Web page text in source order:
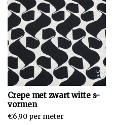
Crepe met zwart witte s-
vormen
€6,90 per meter